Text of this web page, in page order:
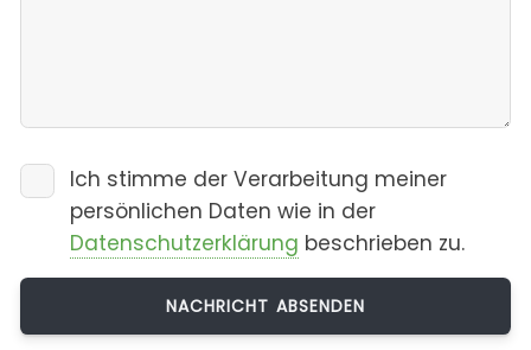
Ich stimme der Verarbeitung meiner
persönlichen Daten wie in der
Datenschutzerklärung beschrieben zu.